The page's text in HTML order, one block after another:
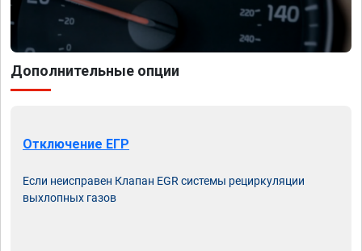
Дополнительные опции
Отключение ЕГР
Если неисправен Клапан EGR системы рециркуляции
выхлопных газов